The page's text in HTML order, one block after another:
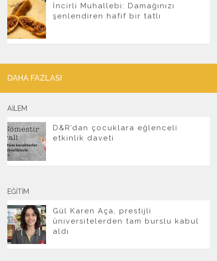
İncirli Muhallebi: Damağınızı
şenlendiren hafif bir tatlı
DAHA FAZLASI
AILEM
D&R’dan çocuklara eğlenceli
etkinlik daveti
EĞITIM
Gül Karen Aça, prestijli
üniversitelerden tam burslu kabul
aldı